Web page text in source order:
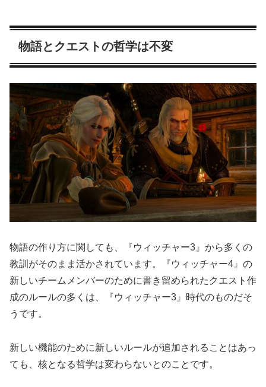
物語とクエストの哲学は不変
物語の作り方に関しても、『ウィッチャー3』から多くの
教訓がそのまま活かされています。『ウィッチャー4』の
新しいチームメンバーのために書き留められたクエスト作
成のルールの多くは、『ウィッチャー3』時代のものだそ
うです。
新しい機能のために新しいルールが追加されることはあっ
ても、核となる哲学は変わらないとのことです。